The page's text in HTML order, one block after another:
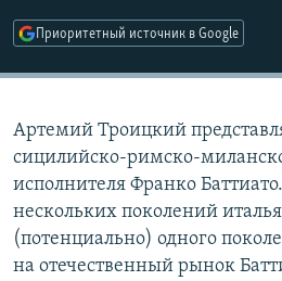
Приоритетный источник в Google
Артемий Троицкий
сицилийско-римско-
исполнителя Франко
нескольких поколений
(потенциально) одного
на отечественный рынок